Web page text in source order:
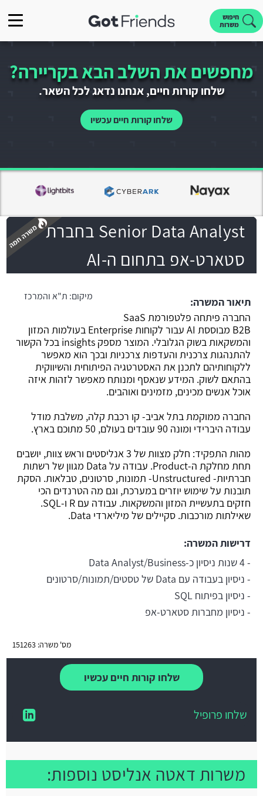
חיפוש
משרות
מחפשים את השלב הבא בקריירה?
שלחו קורות חיים, אנחנו נדאג לכל השאר.
שלחו קורות חיים עכשיו
Senior Data Analyst בחברת
סטארט-אפ בתחום ה-AI
מיקום: ת"א והמרכז
תיאור המשרה:
החברה פיתחה פלטפורמת SaaS
B2B מבוססת AI עבור לקוחות Enterprise בעולמות המזון
והמשקאות בשוק הגלובלי. המוצר מספק insights בכל הקשור
להתנהגות צרכנית והעדפות צרכניות ובכך הוא מאפשר
ללקוחותיהם לתכנן את האסטרטגיה הפיתוחית והשיווקית
בהתאם לשוק. המידע שנאסף ומנותח מאפשר לזהות איזה
אוכל אנשים מכינים, מזמינים ואוהבים.
החברה ממוקמת בתל אביב- קו רכבת קלה, משלבת מודל
עבודה היברידי ומונה 90 עובדים בעולם, 50 מתוכם בארץ.
מהות התפקיד: חלק מצוות של 3 אנליסטים וראש צוות, יושבים
תחת מחלקת ה-Product. עבודה על Data מגוון של רשתות
חברתיות- Unstructured- תמונות, סרטונים, טבלאות. הסקת
תובנות על שימוש יוזרים במערכת, וגם מה הטרנדים הכי
חזקים בתעשיית המזון והמשקאות. עבודה עם R ו-SQL.
שאילתות מורכבות. סקיילים של מיליארדי Data.
דרישות המשרה:
- 4 שנות ניסיון כ-Data Analyst/Business
- ניסיון בעבודה עם Data של טסטים/תמונות/סרטונים
- ניסיון בפיתוח SQL
- ניסיון מחברות סטארט-אפ
מס' משרה: 151263
שלחו קורות חיים עכשיו
שלחו פרופיל
משרות דאטה אנליסט נוספות: